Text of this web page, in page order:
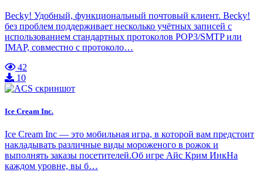
Becky! Удобный, функциональный почтовый клиент. Becky!
без проблем поддерживает несколько учётных записей с
использованием стандартных протоколов POP3/SMTP или
IMAP, совместно с протоколо…
42
10
Ice Cream Inc.
Ice Cream Inc — это мобильная игра, в которой вам предстоит
накладывать различные виды мороженого в рожок и
выполнять заказы посетителей.Об игре Айс Крим ИнкНа
каждом уровне, вы б…